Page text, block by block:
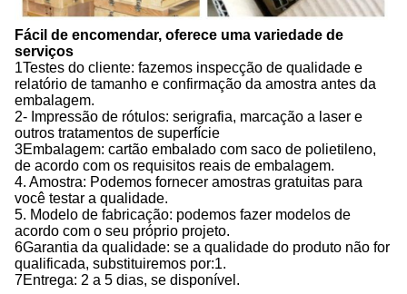
Fácil de encomendar, oferece uma variedade de
serviços
1Testes do cliente: fazemos inspecção de qualidade e
relatório de tamanho e confirmação da amostra antes da
embalagem.
2- Impressão de rótulos: serigrafia, marcação a laser e
outros tratamentos de superfície
3Embalagem: cartão embalado com saco de polietileno,
de acordo com os requisitos reais de embalagem.
4. Amostra: Podemos fornecer amostras gratuitas para
você testar a qualidade.
5. Modelo de fabricação: podemos fazer modelos de
acordo com o seu próprio projeto.
6Garantia da qualidade: se a qualidade do produto não for
qualificada, substituiremos por:1.
7Entrega: 2 a 5 dias, se disponível.